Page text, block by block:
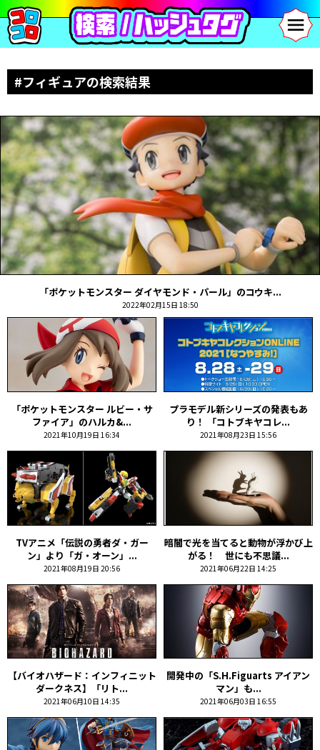
#フィギュアの検索結果
「ポケットモンスター ダイヤモンド・パール」のコウキ...
2022年02月15日 18:50
「ポケットモンスター ルビー・サ
ファイア」のハルカ&...
2021年10月19日 16:34
プラモデル新シリーズの発表もあ
り！ 「コトブキヤコレ...
2021年08月23日 15:56
TVアニメ「伝説の勇者ダ・ガー
ン」より「ガ・オーン」...
2021年08月19日 20:56
暗闇で光を当てると動物が浮かび上
がる！ 世にも不思議...
2021年06月22日 14:25
【バイオハザード：インフィニット
ダークネス】「リト...
2021年06月10日 14:35
開発中の「S.H.Figuarts アイアン
マン」も...
2021年06月03日 16:55